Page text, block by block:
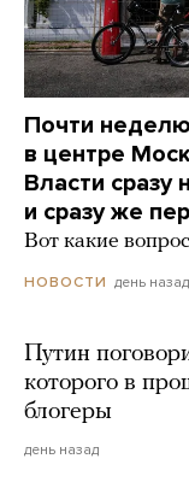
Почти
в центре
Власти сразу
и сразу же
Вот какие
НОВОСТИ день назад
Путин
которого в
блогеры
день назад